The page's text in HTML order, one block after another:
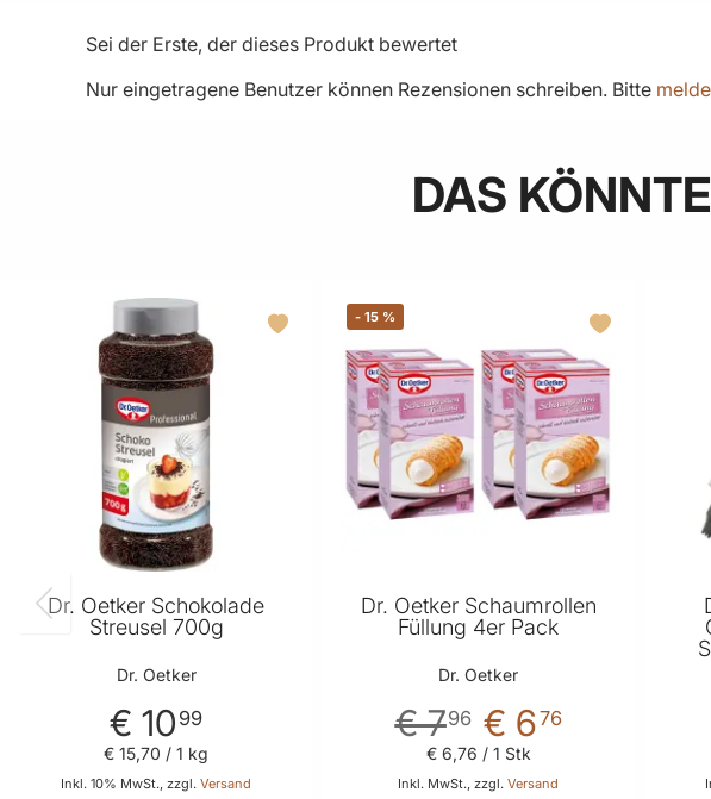
Sei der Erste, der dieses Produkt bewertet
Nur eingetragene Benutzer können Rezensionen schreiben. Bitte
DAS
Dr. Oetker Schokolade
Streusel 700g
Dr. Oetker
€ 10 99
Inkl. 10% MwSt., zzgl.Versand
€ 15,70 / 1 kg
-15 %
Dr. Oetker Schaumrollen
Füllung 4er Pack
Dr. Oetker
€ 676
€ 796
Inkl. MwSt., zzgl.Versand
€ 6,76 / 1 Stk